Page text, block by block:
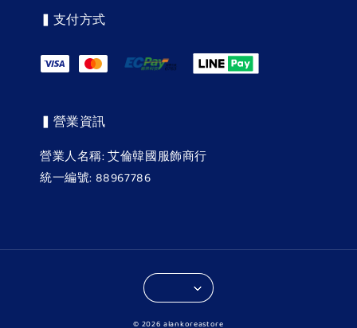
▍支付方式
▍營業資訊
營業人名稱: 艾倫韓國服飾商行
統一編號: 88967786
© 2026 alankoreastore